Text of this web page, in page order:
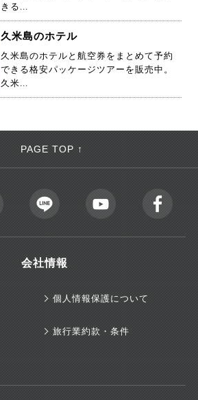
きる...
久米島のホテル
久米島のホテルと航空券をまとめて予約
できる格安パッケージツアーを販売中。
久米...
PAGE TOP ↑
会社情報
個人情報保護について
旅行業約款・条件